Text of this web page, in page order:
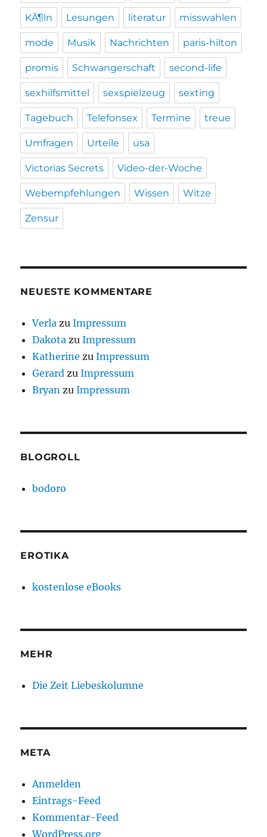
KÃ¶ln Lesungen literatur misswahlen
mode Musik Nachrichten paris-hilton
promis Schwangerschaft second-life
sexhilfsmittel sexspielzeug sexting
Tagebuch Telefonsex Termine treue
Umfragen Urteile usa
Victorias Secrets Video-der-Woche
Webempfehlungen Wissen Witze
Zensur
NEUESTE KOMMENTARE
Verla zuImpressum
Dakota zuImpressum
Katherine zuImpressum
Gerard zuImpressum
Bryan zuImpressum
BLOGROLL
bodoro
EROTIKA
kostenlose eBooks
MEHR
Die Zeit Liebeskolumne
META
Anmelden
Eintrags-Feed
Kommentar-Feed
WordPress.org